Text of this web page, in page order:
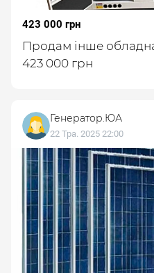
423 000 грн
Продам інше
423 000 грн
Генератор.ЮА
22 Тра. 2025 22:00